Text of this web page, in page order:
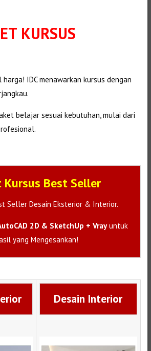
KURSUS
IDC menawarkan kursus dengan
belajar sesuai kebutuhan, mulai dari
Kursus Best Seller
Seller Desain Eksterior & Interior.
2D & SketchUp + Vrayuntuk
yang Mengesankan!
Desain Interior